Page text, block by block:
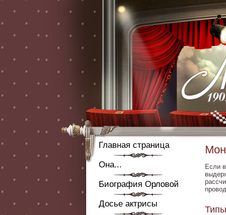
Главная страница
Она...
Биография Орловой
Досье актрисы
Если